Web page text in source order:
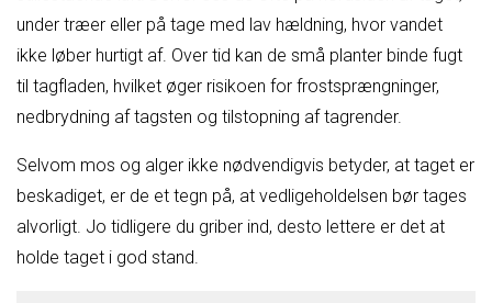
under træer eller på tage med lav hældning, hvor vandet
ikke løber hurtigt af. Over tid kan de små planter binde fugt
til tagfladen, hvilket øger risikoen for frostsprængninger,
nedbrydning af tagsten og tilstopning af tagrender.
Selvom mos og alger ikke nødvendigvis betyder, at taget er
beskadiget, er de et tegn på, at vedligeholdelsen bør tages
alvorligt. Jo tidligere du griber ind, desto lettere er det at
holde taget i god stand.